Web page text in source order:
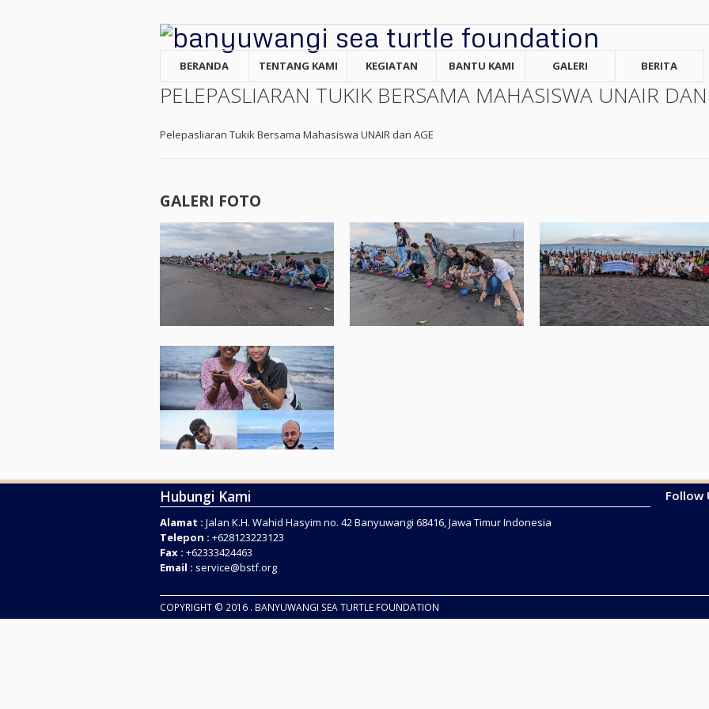
BERANDA TENTANG KAMI KEGIATAN BANTU KAMI GALERI BERITA
PELEPASLIARAN TUKIK BERSAMA MAHASISWA UNAIR
Pelepasliaran Tukik Bersama Mahasiswa UNAIR dan AGE
GALERI FOTO
Hubungi Kami
Alamat : Jalan K.H. Wahid Hasyim no. 42 Banyuwangi 68416, Jawa Timur Indonesia
Telepon : +628123223123
Fax : +62333424463
Email : service@bstf.org
Follow
COPYRIGHT © 2016 . BANYUWANGI SEA TURTLE FOUNDATION